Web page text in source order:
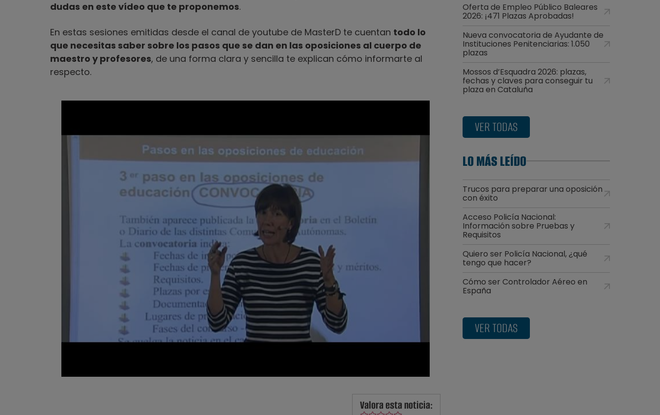
dudas en este vídeo que te proponemos.
En estas sesiones emitidas desde el canal de youtube de MasterD te cuentan todo lo
que necesitas saber sobre los pasos que se dan en las oposiciones al cuerpo de
maestro y profesores, de una forma clara y sencilla te explican cómo informarte al
respecto.
Valora esta noticia:
Oferta de Empleo Público Baleares
2026: ¡471 Plazas Aprobadas!
Nueva convocatoria de Ayudante de
Instituciones Penitenciarias: 1.050
plazas
Mossos d’Esquadra 2026: plazas,
fechas y claves para conseguir tu
plaza en Cataluña
VER TODAS
LO MÁS LEÍDO
Trucos para preparar una oposición
con éxito
Acceso Policía Nacional:
Información sobre Pruebas y
Requisitos
Quiero ser Policía Nacional, ¿qué
tengo que hacer?
Cómo ser Controlador Aéreo en
España
VER TODAS